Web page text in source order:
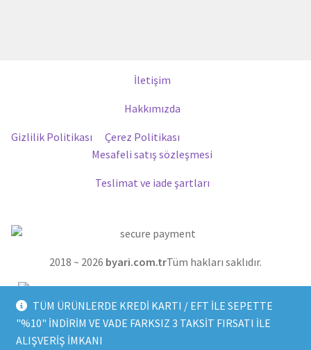
TÜM ÜRÜNLERDE KREDİ KARTI / EFT İLE SEPETTE
"%10" İNDİRİM VE VADE FARKSIZ 3 TAKSİT FIRSATI İLE
ALIŞVERİŞ İMKANI
İletişim
Hakkımızda
Gizlilik Politikası
Çerez Politikası
Mesafeli satış sözleşmesi
Teslimat ve iade şartları
2018 ~ 2026 byari.com.trTüm hakları saklıdır.